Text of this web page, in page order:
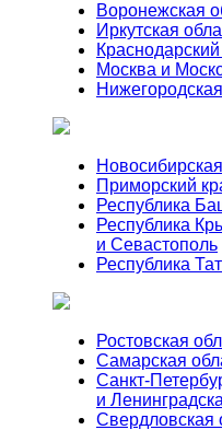
Воронежская
Иркутская
Москва и
Приморский
Республика
Республика
и Севастополь
Республика
Ростовская
Самарская
Санкт-
и
Свердловская